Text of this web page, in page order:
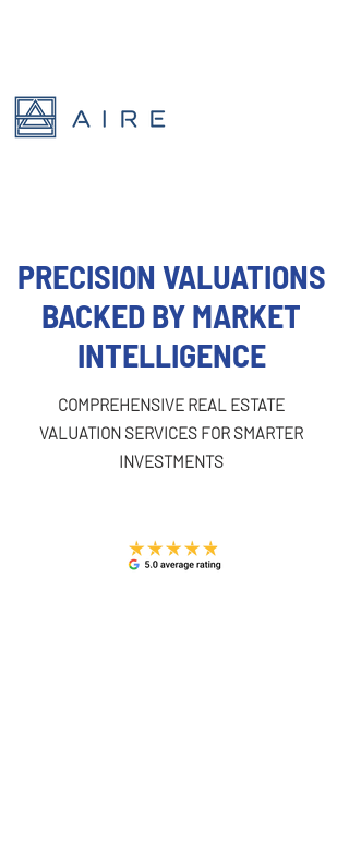
PRECISION VALUATIONS
BACKED BY MARKET
INTELLIGENCE
COMPREHENSIVE REAL ESTATE
VALUATION SERVICES FOR SMARTER
INVESTMENTS